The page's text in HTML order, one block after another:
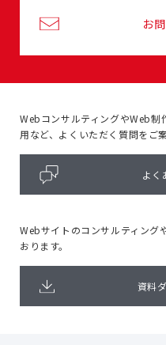
お
WebコンサルティングやWeb制
用など、よくいただく質問をご
よく
Webサイトのコンサルティング
おります。
資料